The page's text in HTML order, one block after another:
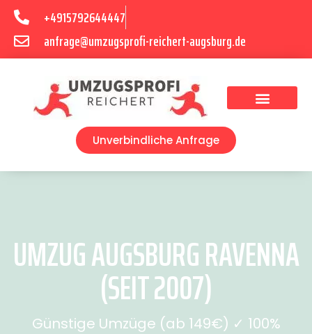
+4915792644447
anfrage@umzugsprofi-reichert-augsburg.de
Unverbindliche Anfrage
UMZUG AUGSBURG RAVENNA
(SEIT 2007)
Günstige Umzüge (ab 149€) ✓ 100%